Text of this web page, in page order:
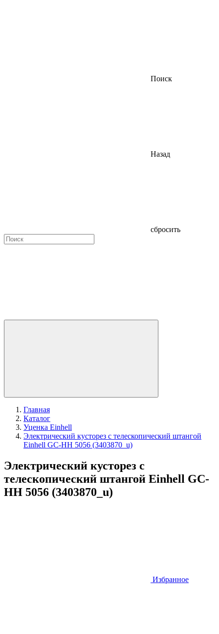
Поиск
Назад
сбросить
Главная
Каталог
Уценка Einhell
Электрический кусторез с телескопический штангой
Einhell GC-HH 5056 (3403870_u)
Электрический кусторез с
телескопический штангой Einhell GC-
HH 5056 (3403870_u)
Избранное